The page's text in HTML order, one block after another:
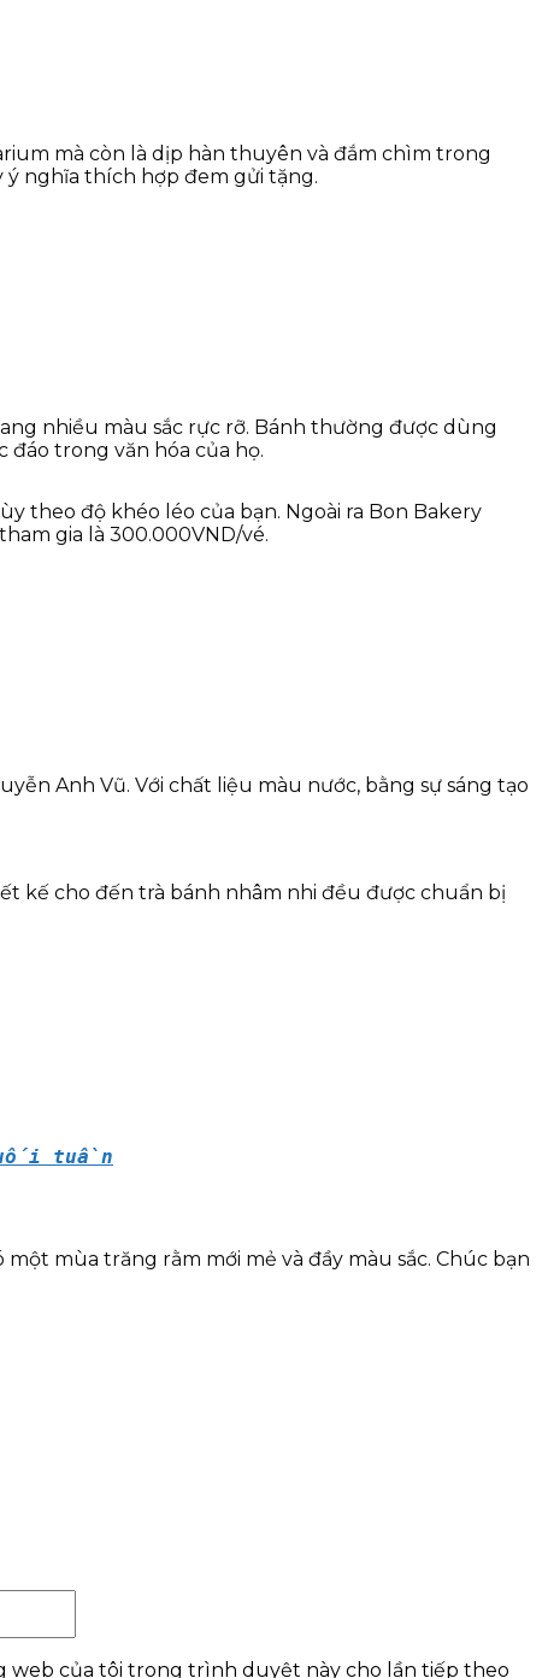
mà còn là dịp hàn thuyên và đắm chìm trong
nghĩa thích hợp đem gửi tặng.
nhiều màu sắc rực rỡ. Bánh thường được dùng
trong văn hóa của họ.
theo độ khéo léo của bạn. Ngoài ra Bon Bakery
gia là 300.000VND/vé.
Anh Vũ. Với chất liệu màu nước, bằng sự sáng tạo
kế cho đến trà bánh nhâm nhi đều được chuẩn bị
tuần
mùa trăng rằm mới mẻ và đầy màu sắc. Chúc bạn
web của tôi trong trình duyệt này cho lần tiếp theo